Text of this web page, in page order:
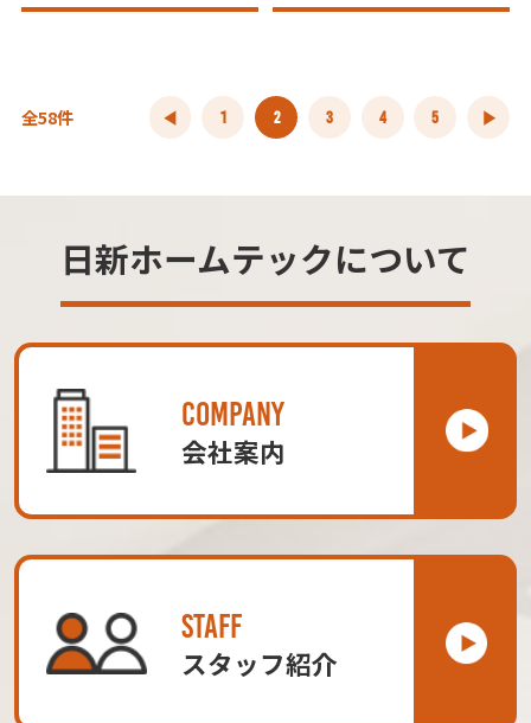
全58件 1 2 3 4 5
日新ホームテックについて
COMPANY
会社案内
STAFF
スタッフ紹介